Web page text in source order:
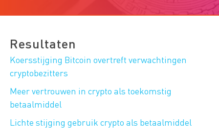
Resultaten
Koersstijging Bitcoin overtreft verwachtingen
cryptobezitters
Meer vertrouwen in crypto als toekomstig
betaalmiddel
Lichte stijging gebruik crypto als betaalmiddel